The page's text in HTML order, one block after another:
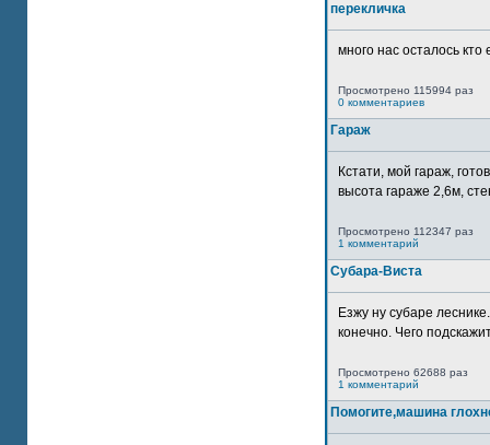
перекличка
много нас осталось
Просмотрено 115994 раз
0 комментариев
Гараж
Кстати, мой гараж,
высота гараже 2,6м,
Просмотрено 112347 раз
1 комментарий
Субара-Виста
Езжу ну субаре
конечно. Чего
Просмотрено 62688 раз
1 комментарий
Помогите,машина